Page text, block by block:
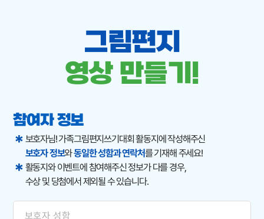
그림편지
영상 만들기!
참여자 정보
보호자님! 가족그림편지쓰기대회 활동지에 작성해주신
보호자 정보와동일한 성함과 연락처를 기재해 주세요!
활동지와 이벤트에 참여해주신 정보가 다를 경우,
수상 및 당첨에서 제외될 수 있습니다.